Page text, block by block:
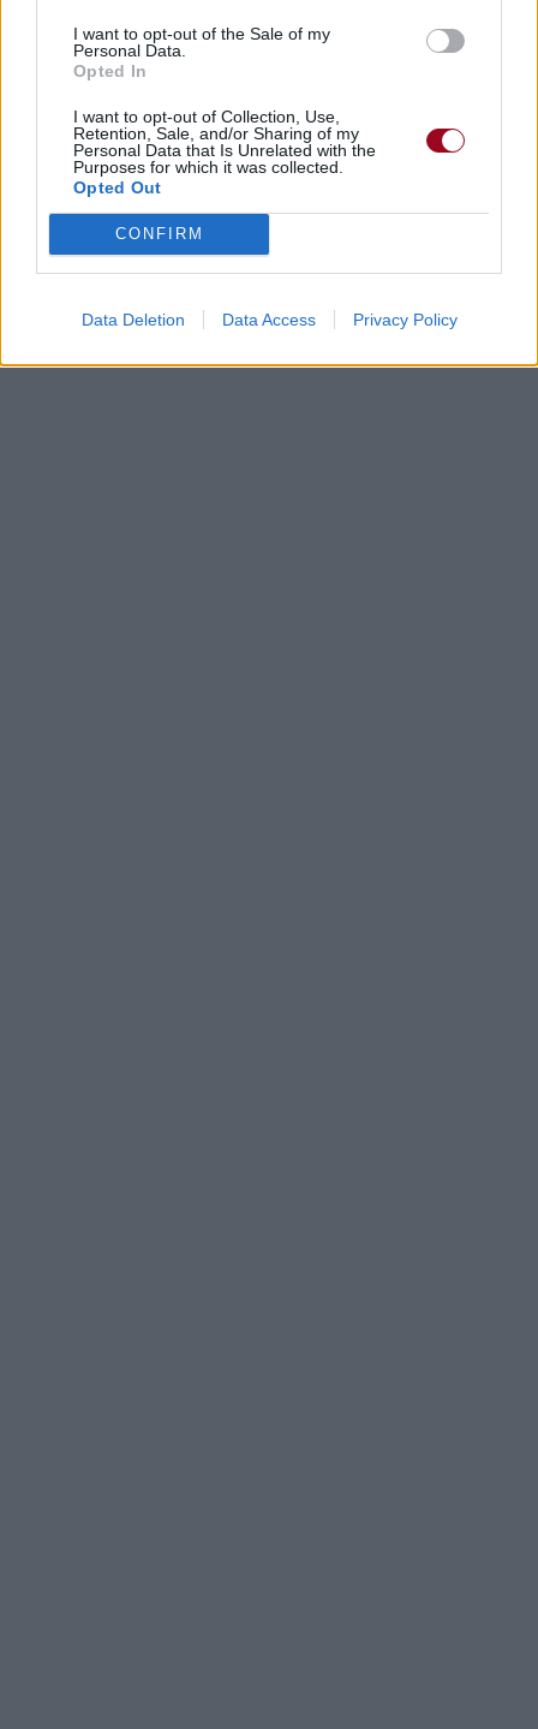
I want to opt-out of the Sale of my
Personal Data.
Opted In
I want to opt-out of Collection, Use,
Retention, Sale, and/or Sharing of my
Personal Data that Is Unrelated with the
Purposes for which it was collected.
Opted Out
CONFIRM
Data Deletion Data Access Privacy Policy